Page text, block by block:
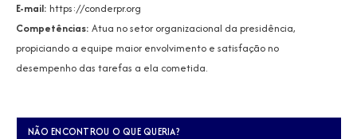
E-mail: https://conderpr.org
Competências: Atua no setor organizacional da presidência,
propiciando a equipe maior envolvimento e satisfação no
desempenho das tarefas a ela cometida.
NÃO ENCONTROU O QUE QUERIA?